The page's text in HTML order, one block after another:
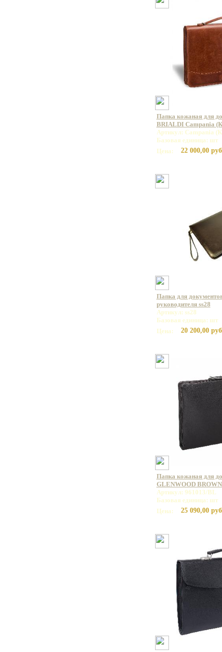
Папка кожаная для
BRIALDI Campania
Артикул: Campania
Базовая единица: шт
Цена:
22 000,00
Папка для
руководителя ss28
Артикул: ss28
Базовая единица: шт
Цена:
20 200,00
Папка кожаная для
GLENWOOD
Артикул: 961013/BL
Базовая единица: шт
Цена:
25 090,00